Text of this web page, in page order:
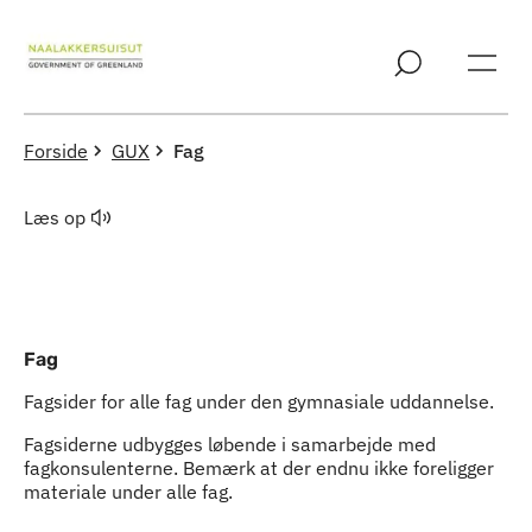
Forside GUX Fag
Læs op
Fag
Fagsider for alle fag under den gymnasiale uddannelse.
Fagsiderne udbygges løbende i samarbejde med
fagkonsulenterne. Bemærk at der endnu ikke foreligger
materiale under alle fag.